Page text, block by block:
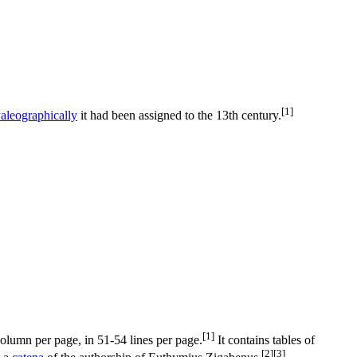
it had been assigned to the 13th century.[1]
per page, in 51-54 lines per page.[1] It contains tables of
[2][3]